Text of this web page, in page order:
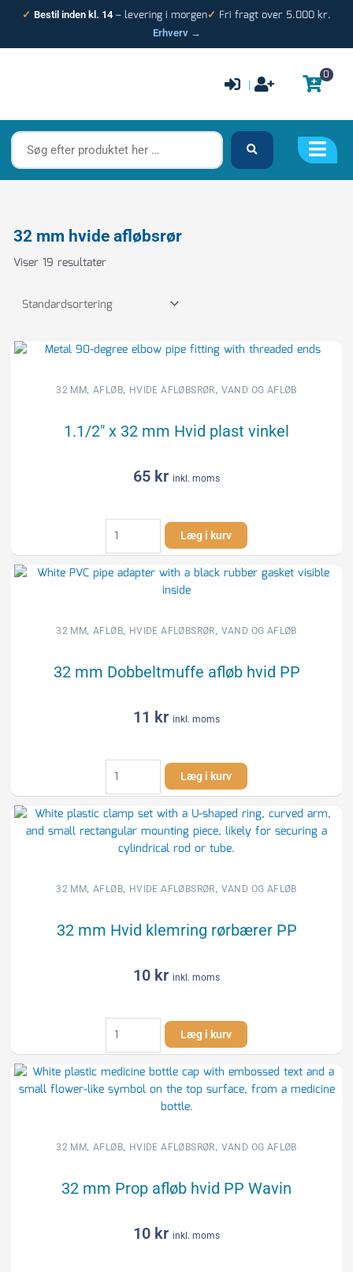
✓ Bestil inden kl. 14 – levering i morgen✓ Fri fragt over 5.000 kr.
Erhverv →
|
0
Søg
efter
produktet
32 mm hvide afløbsrør
Viser 19 resultater
32 MM, AFLØB, HVIDE AFLØBSRØR, VAND OG AFLØB
1.1/2″ x 32 mm Hvid plast vinkel
65 kr inkl. moms
1.1/2"
32
mm
vinkel
Læg i kurv
32 MM, AFLØB, HVIDE AFLØBSRØR, VAND OG AFLØB
32 mm Dobbeltmuffe afløb hvid PP
11 kr inkl. moms
32
mm
Dobbeltmuffe
afløb
hvid
Læg i kurv
32 MM, AFLØB, HVIDE AFLØBSRØR, VAND OG AFLØB
32 mm Hvid klemring rørbærer PP
10 kr inkl. moms
32
mm
Hvid
klemring
rørbærer
Læg i kurv
32 MM, AFLØB, HVIDE AFLØBSRØR, VAND OG AFLØB
32 mm Prop afløb hvid PP Wavin
10 kr inkl. moms